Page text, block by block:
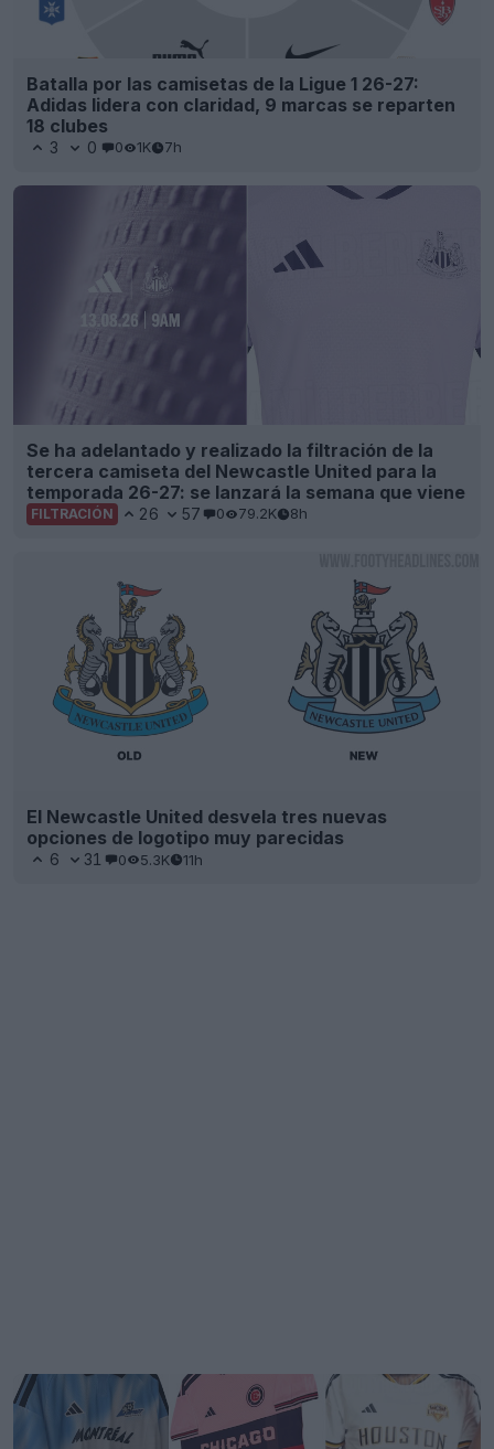
Batalla por las camisetas de la Ligue 1 26-27:
Adidas lidera con claridad, 9 marcas se reparten
18 clubes
3 0 0 1K 7h
Se ha adelantado y realizado la filtración de la
tercera camiseta del Newcastle United para la
temporada 26-27: se lanzará la semana que viene
FILTRACIÓN 26 57 0 79.2K 8h
El Newcastle United desvela tres nuevas
opciones de logotipo muy parecidas
6 31 0 5.3K 11h